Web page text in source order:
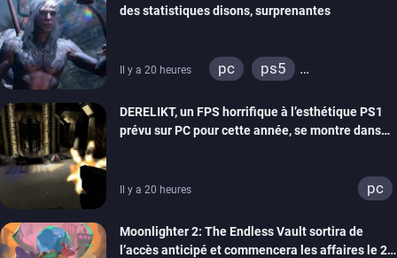
des statistiques disons, surprenantes
Il y a 20 heures pc
ps5
DERELIKT, un FPS horrifique à l’esthétique PS1
prévu sur PC pour cette année, se montre dans
Il y a 20 heures pc
Moonlighter 2: The Endless Vault sortira de
l’accès anticipé et commencera les affaires le 2